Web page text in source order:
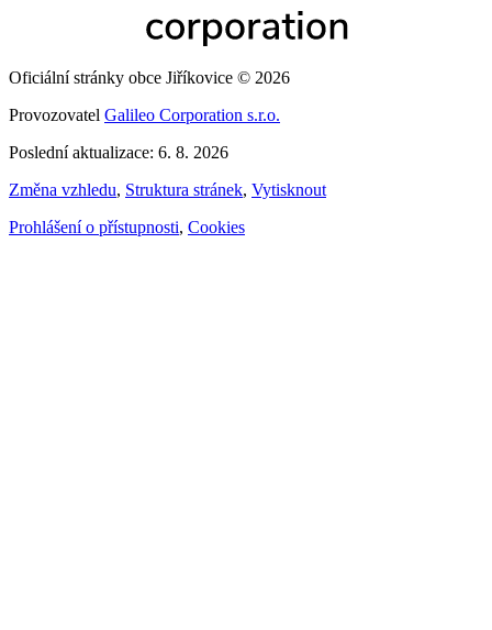
Oficiální stránky obce Jiříkovice © 2026
Provozovatel Galileo Corporation s.r.o.
Poslední aktualizace: 6. 8. 2026
Změna vzhledu, Struktura stránek, Vytisknout
Prohlášení o přístupnosti, Cookies